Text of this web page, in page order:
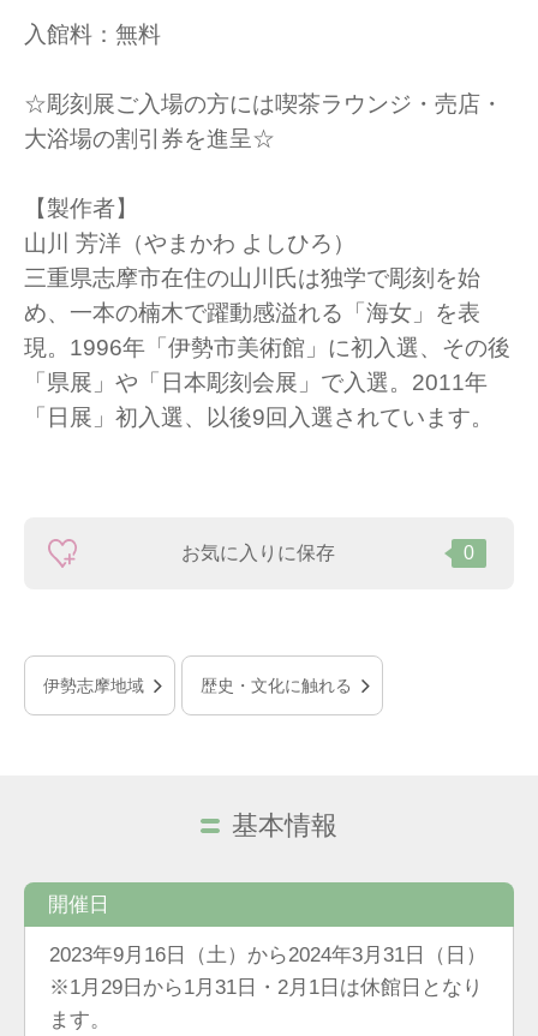
入館料：無料
☆彫刻展ご入場の方には喫茶ラウンジ・売店・
大浴場の割引券を進呈☆
【製作者】
山川 芳洋（やまかわ よしひろ）
三重県志摩市在住の山川氏は独学で彫刻を始
め、一本の楠木で躍動感溢れる「海女」を表
現。1996年「伊勢市美術館」に初入選、その後
「県展」や「日本彫刻会展」で入選。2011年
「日展」初入選、以後9回入選されています。
お気に入りに保存 0
伊勢志摩地域 歴史・文化に触れる
基本情報
開催日
2023年9月16日（土）から2024年3月31日（日）
※1月29日から1月31日・2月1日は休館日となり
ます。